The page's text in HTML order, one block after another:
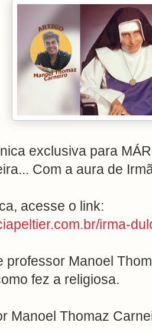
exclusiva para
Com a aura de
acesse o link:
irma-
professor Manoel
fez a religiosa.
Manoel Thomaz